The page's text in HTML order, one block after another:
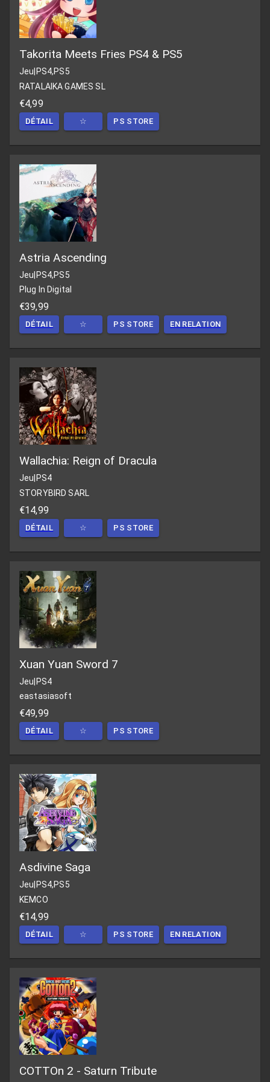
Takorita Meets Fries PS4 & PS5
Jeu PS4,PS5
RATALAIKA GAMES SL
€4,99
DÉTAIL ☆ PS STORE
Astria Ascending
Jeu|PS4,PS5
Plug In Digital
€39,99
DÉTAIL ☆ PS STORE EN RELATION
Wallachia: Reign of Dracula
Jeu PS4
STORYBIRD SARL
€14,99
DÉTAIL ☆ PS STORE
Xuan Yuan Sword 7
Jeu|PS4
eastasiasoft
€49,99
DÉTAIL ☆ PS STORE
Asdivine Saga
Jeu PS4,PS5
KEMCO
€14,99
DÉTAIL ☆ PS STORE EN RELATION
COTTOn 2 - Saturn Tribute